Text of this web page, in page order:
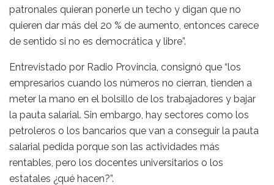
patronales quieran ponerle un techo y digan que no
quieren dar más del 20 % de aumento, entonces carece
de sentido si no es democrática y libre”.
Entrevistado por Radio Provincia, consignó que “los
empresarios cuando los números no cierran, tienden a
meter la mano en el bolsillo de los trabajadores y bajar
la pauta salarial. Sin embargo, hay sectores como los
petroleros o los bancarios que van a conseguir la pauta
salarial pedida porque son las actividades más
rentables, pero los docentes universitarios o los
estatales ¿qué hacen?”.